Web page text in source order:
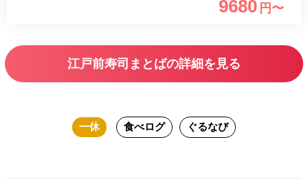
9680 円〜
江戸前寿司まとばの詳細を見る
一休 食べログ ぐるなび